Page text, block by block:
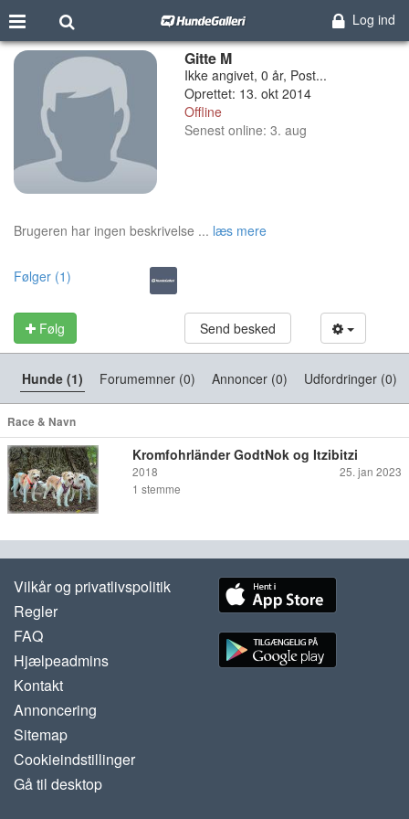
Log ind
Gitte M
Ikke angivet, 0 år, Post...
Oprettet: 13. okt 2014
Offline
Senest online: 3. aug
Brugeren har ingen beskrivelse ... læs mere
Følger (1)
Følg Send besked
Hunde (1) Forumemner (0) Annoncer (0) Udfordringer (0)
Race & Navn
Kromfohrländer GodtNok og Itzibitzi
2018
25. jan 2023
1 stemme
Vilkår og privatlivspolitik
Regler
FAQ
Hjælpeadmins
Kontakt
Annoncering
Sitemap
Cookieindstillinger
Gå til desktop